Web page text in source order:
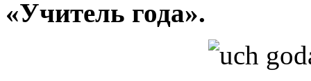
«Учитель года».